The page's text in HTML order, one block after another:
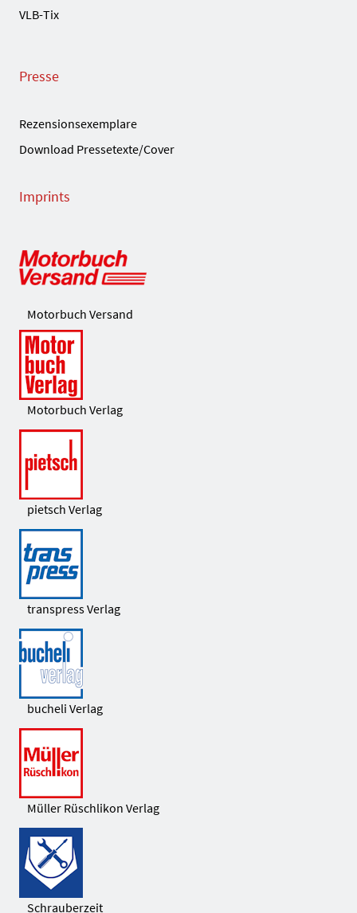
VLB-Tix
Presse
Rezensionsexemplare
Download Pressetexte/Cover
Imprints
Motorbuch Versand
Motorbuch Verlag
pietsch Verlag
transpress Verlag
bucheli Verlag
Müller Rüschlikon Verlag
Schrauberzeit